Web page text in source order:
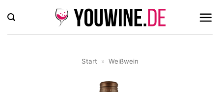
Inhalt
springen
Start » Weißwein